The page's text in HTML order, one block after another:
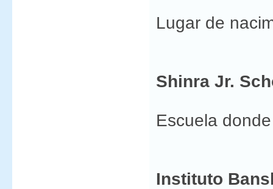
Lugar de
Shinra Jr.
Escuela
Instituto